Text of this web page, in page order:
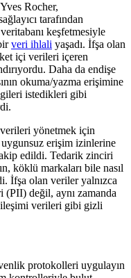
Rocher,
tarafından
keşfetmesiyle
veri ihlali yaşadı. İfşa olan
içi verileri içeren
Daha da endişe
okuma/yazma erişimine
istedikleri gibi
yönetmek için
erişim izinlerine
edildi. Tedarik zinciri
köklü markaları bile nasıl
İfşa olan veriler yalnızca
(PII) değil, aynı zamanda
verileri gibi gizli
protokolleri uygulayın